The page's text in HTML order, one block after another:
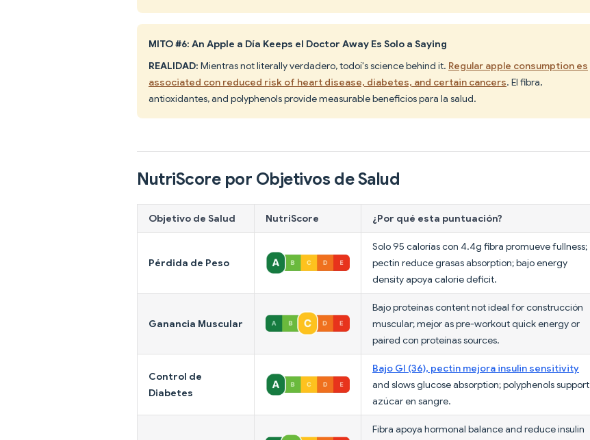
MITO #6: An Apple a Día Keeps el Doctor Away Es Solo a Saying
REALIDAD: Mientras not literally verdadero, todoí's science behind it. Regular apple consumption es
associated con reduced risk of heart disease, diabetes, and certain cancers. El fibra,
antioxidantes, and polyphenols provide measurable beneficios para la salud.
NutriScore por Objetivos de Salud
Objetivo de Salud NutriScore ¿Por qué esta puntuación?
Pérdida de Peso
Solo 95 calorías con 4.4g fibra promueve fullness;
pectin reduce grasas absorption; bajo energy
density apoya calorie deficit.
Ganancia Muscular
Bajo proteínas content not ideal for construcción
muscular; mejor as pre-workout quick energy or
paired con proteínas sources.
Control de
Diabetes
Bajo GI (36), pectin mejora insulin sensitivity
and slows glucose absorption; polyphenols support
azúcar en sangre.
Fibra apoya hormonal balance and reduce insulin